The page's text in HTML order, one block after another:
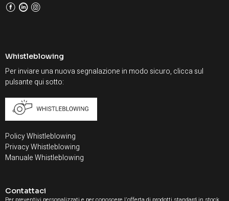
F L I
Whistleblowing
Per inviare una nuova segnalazione in modo sicuro, clicca sul
pulsante qui sotto:
Policy Whistleblowing
Privacy Whistleblowing
Manuale Whistleblowing
Contattaci